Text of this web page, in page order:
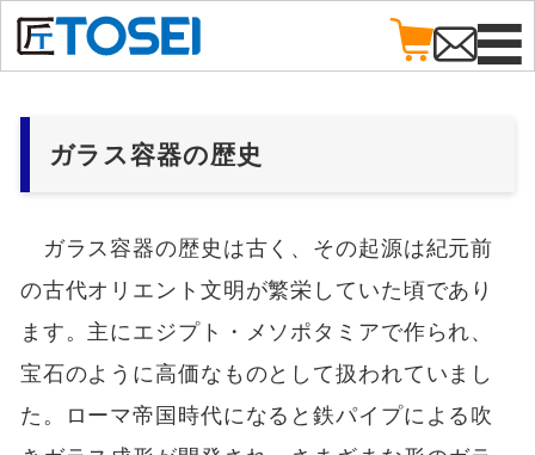
ガラス容器の歴史
ガラス容器の歴史は古く、その起源は紀元前
の古代オリエント文明が繁栄していた頃であり
ます。主にエジプト・メソポタミアで作られ、
宝石のように高価なものとして扱われていまし
た。ローマ帝国時代になると鉄パイプによる吹